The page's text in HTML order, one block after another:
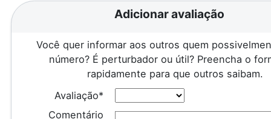
Adicionar avaliação
Você quer informar aos outros quem
número? É perturbador ou útil? Preencha o
rapidamente para que outros saibam.
Avaliação*
Comentário